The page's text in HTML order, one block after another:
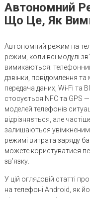
Автономний
Що Це, Як
Автономний режим на
режим, коли всі модулі
вимикаються:
дзвінки, повідомлення та
передача даних, Wi-Fi та
стосується NFC та GPS —
моделей телефонів
відрізняється, але
залишаються
режимі витрата заряду
можете користуватися
зв’язку.
У цій оглядовій статті
на телефоні Android, як